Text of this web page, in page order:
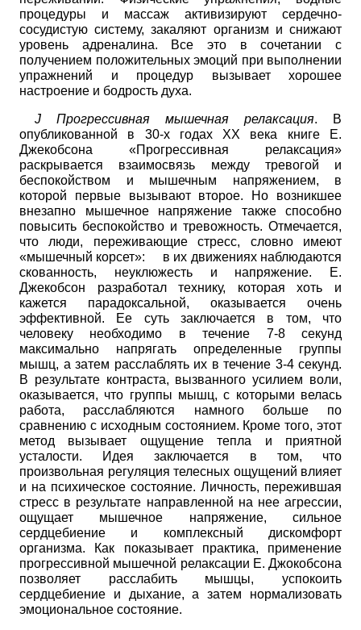
процедуры и массаж активизируют сердечно-
сосудистую систему, закаляют организм и снижают
уровень адреналина. Все это в сочетании с
получением положительных эмоций при выполнении
упражнений и процедур вызывает хорошее
настроение и бодрость духа.
J Прогрессивная мышечная релаксация. В
опубликованной в 30-х годах ХХ века книге Е.
Джекобсона «Прогрессивная релаксация»
раскрывается взаимосвязь между тревогой и
беспокойством и мышечным напряжением, в
которой первые вызывают второе. Но возникшее
внезапно мышечное напряжение также способно
повысить беспокойство и тревожность. Отмечается,
что люди, переживающие стресс, словно имеют
«мышечный корсет»:
в их движениях наблюдаются
скованность, неуклюжесть и напряжение. Е.
Джекобсон разработал технику, которая хоть и
кажется парадоксальной, оказывается очень
эффективной. Ее суть заключается в том, что
человеку необходимо в течение 7-8 секунд
максимально напрягать определенные группы
мышц, а затем расслаблять их в течение 3-4 секунд.
В результате контраста, вызванного усилием воли,
оказывается, что группы мышц, с которыми велась
работа, расслабляются намного больше по
сравнению с исходным состоянием. Кроме того, этот
метод вызывает ощущение тепла и приятной
усталости. Идея заключается в том, что
произвольная регуляция телесных ощущений влияет
и на психическое состояние. Личность, пережившая
стресс в результате направленной на нее агрессии,
ощущает мышечное напряжение, сильное
сердцебиение и комплексный дискомфорт
организма. Как показывает практика, применение
прогрессивной мышечной релаксации Е. Джокобсона
позволяет расслабить мышцы, успокоить
сердцебиение и дыхание, а затем нормализовать
эмоциональное состояние.